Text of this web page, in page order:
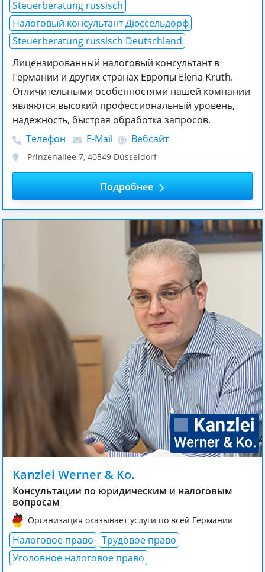
Steuerberatung russisch
Налоговый консультант Дюссельдорф
Steuerberatung russisch Deutschland
Лицензированный налоговый консультант в
Германии и других странах Европы Elena Kruth.
Отличительными особенностями нашей компании
являются высокий профессиональный уровeнь,
надежность, быстрая обработка запросов.
Телефон
E-Mail Вебсайт
Prinzenallee 7, 40549 Düsseldorf
Подробнее
Kanzlei Werner & Ko.
Консультации по юридическим и налоговым
вопросам
Организация оказывает услуги по всей Германии
Налоговое право
Трудовое право
Уголовное налоговое право